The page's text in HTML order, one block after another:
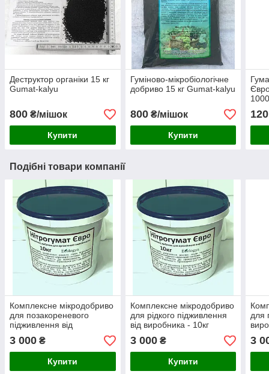
Деструктор органіки 15 кг
Gumat-kalyu
800 ₴/мішок
Купити
Гуміново-мікробіологічне
добриво 15 кг Gumat-kalyu
800₴/мішок
Купити
Подібні товари компанії
Комплексне мікродобриво
для позакореневого
підживлення від
3 000 ₴
Купити
Комплексне мікродобриво
для рідкого підживлення
від виробника - 10кг
3 000₴
Купити
для
3